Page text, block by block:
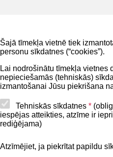
Šajā tīmekļa vietnē tiek
personu sīkdatnes (“cookies”).
Lai nodrošinātu tīmekļa vietnes
nepieciešamās (tehniskās)
izmantošanai Jūsu piekrišana
Tehniskās sīkdatnes *
iespējas atteikties, atzīme ir
rediģējama)
Atzīmējiet, ja piekrītat papildu